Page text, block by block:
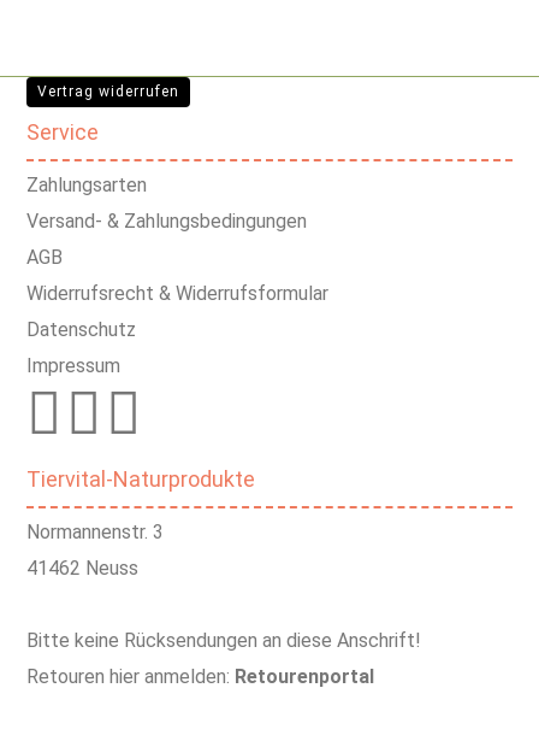
Vertrag widerrufen
Service
Zahlungsarten
Versand- & Zahlungsbedingungen
AGB
Widerrufsrecht & Widerrufsformular
Datenschutz
Impressum
Tiervital-Naturprodukte
Normannenstr. 3
41462 Neuss
Bitte keine Rücksendungen an diese Anschrift!
Retouren hier anmelden: Retourenportal